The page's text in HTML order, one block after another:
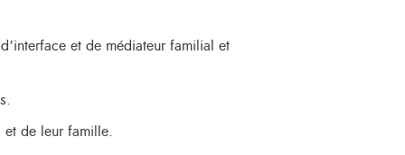
et de médiateur familial et
de leur famille.